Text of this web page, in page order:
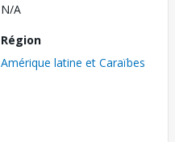
N/A
Région
Amérique latine et Caraïbes